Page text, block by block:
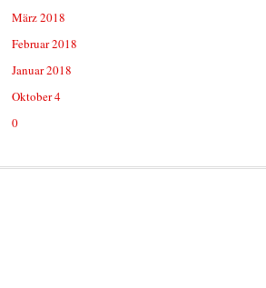
März 2018
Februar 2018
Januar 2018
Oktober 4
0